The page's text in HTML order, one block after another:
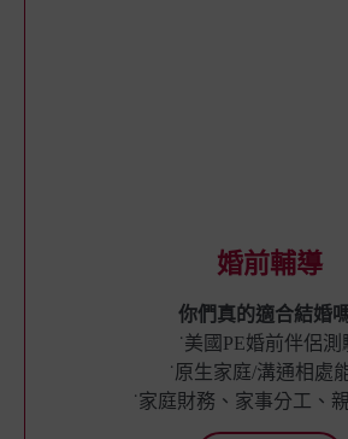
婚前輔導
你們真的適合結婚
˙美國PE婚前伴侶測
˙原生家庭/溝通相處
˙家庭財務、家事分工、